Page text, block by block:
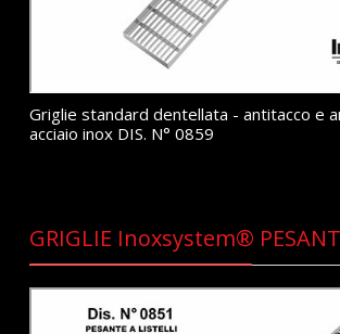
Griglie standard dentellata - antitacco e
acciaio inox DIS. N° 0859
GRIGLIE Inoxsystem®